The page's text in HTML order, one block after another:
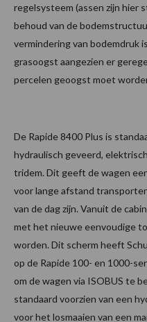
regelsysteem (assen zijn hier
behoud van de
vermindering van bodemdruk
grasoogst aangezien er
percelen geoogst moet
De Rapide 8400 Plus is
hydraulisch geveerd,
tridem. Dit geeft de wagen
voor lange afstand
van de dag zijn. Vanuit de
met het nieuwe eenvoudige
worden. Dit scherm heeft
op de Rapide 100- en 1000-
om de wagen via ISOBUS te
standaard voorzien van een
voor het losmaaien van een